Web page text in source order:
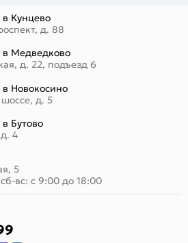
Кунцево
д. 88
Медведково
д. 22, подъезд 6
Новокосино
д. 5
Бутово
4
5
сб-вс: с 9:00 до 18:00